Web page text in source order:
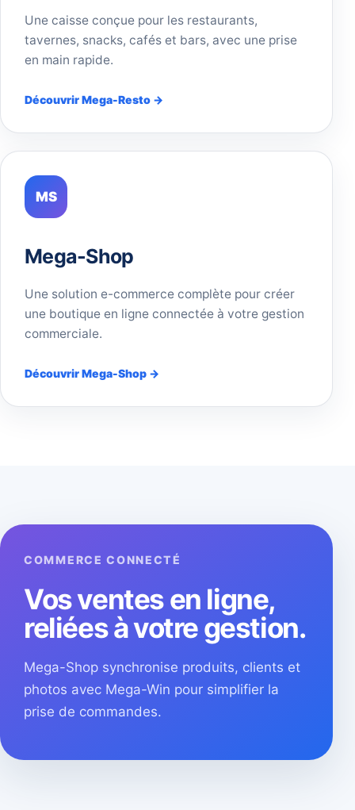
Une caisse conçue pour les restaurants,
tavernes, snacks, cafés et bars, avec une prise
en main rapide.
Découvrir Mega-Resto →
MS
Mega-Shop
Une solution e-commerce complète pour créer
une boutique en ligne connectée à votre gestion
commerciale.
Découvrir Mega-Shop →
COMMERCE CONNECTÉ
Vos ventes en ligne,
reliées à votre gestion.
Mega-Shop synchronise produits, clients et
photos avec Mega-Win pour simplifier la
prise de commandes.